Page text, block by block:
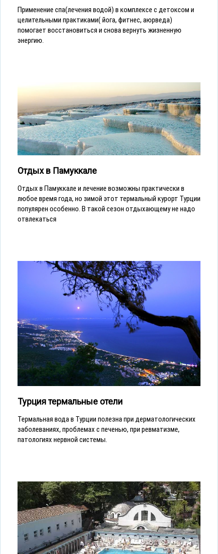
Применение спа(лечения водой) в комплексе с детоксом и
целительными практиками( йога, фитнес, аюрведа)
помогает восстановиться и снова вернуть жизненную
энергию.
Отдых в Памуккале
Отдых в Памуккале и лечение возможны практически в
любое время года, но зимой этот термальный курорт Турции
популярен особенно. В такой сезон отдыхающему не надо
отвлекаться
Турция термальные отели
Термальная вода в Турции полезна при дерматологических
заболеваниях, проблемах с печенью, при ревматизме,
патологиях нервной системы.